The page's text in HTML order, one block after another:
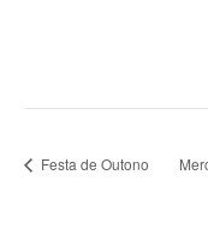
Festa de Outono